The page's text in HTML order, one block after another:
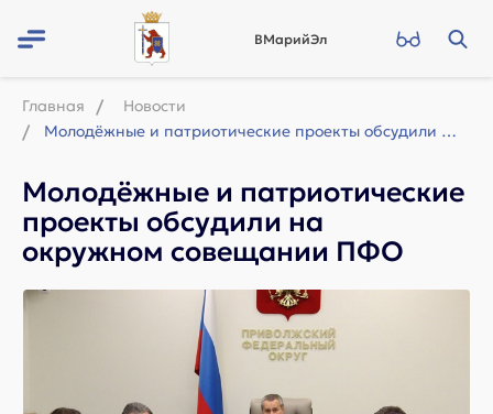
ВМарийЭл
Главная
Новости
Молодёжные и патриотические проекты обсудили на окружном совещании ПФО
Молодёжные и патриотические
проекты обсудили на
окружном совещании ПФО